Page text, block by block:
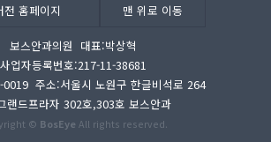
전 홈페이지 맨 위로 이동
보스안과의원 대표:박상혁
사업자등록번호:217-11-38681
0019 주소:서울시 노원구 한글비석로 264
랜드프라자 302호,303호 보스안과
© BosEye All rights reserved.